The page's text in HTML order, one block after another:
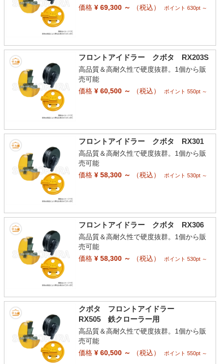
価格¥ 69,300 ～ （税込） ポイント 630pt ～
フロントアイドラー クボタ RX203S
高品質＆高耐久性で硬度抜群。1個から販
売可能
価格¥ 60,500 ～ （税込） ポイント 550pt ～
フロントアイドラー クボタ RX301
高品質＆高耐久性で硬度抜群。1個から販
売可能
価格¥ 58,300 ～ （税込） ポイント 530pt ～
フロントアイドラー クボタ RX306
高品質＆高耐久性で硬度抜群。1個から販
売可能
価格¥ 58,300 ～ （税込） ポイント 530pt ～
クボタ フロントアイドラー
RX505 鉄クローラー用
高品質＆高耐久性で硬度抜群。1個から販
売可能
価格¥ 60,500 ～ （税込） ポイント 550pt ～